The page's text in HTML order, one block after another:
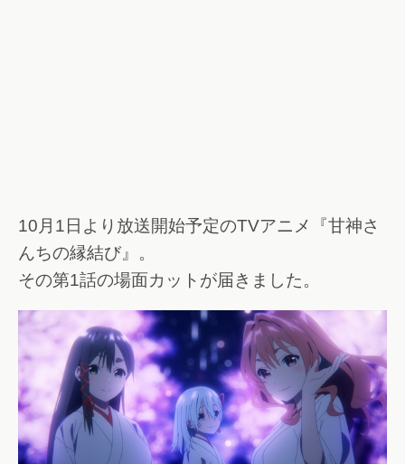
10月1日より放送開始予定のTVアニメ『甘神さ
んちの縁結び』。
その第1話の場面カットが届きました。